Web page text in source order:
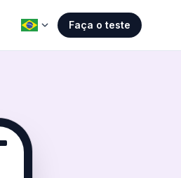
Faça o teste